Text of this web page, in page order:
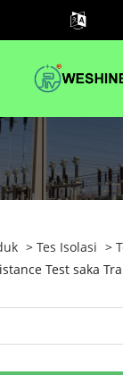
>Tes Isolasi >
Test saka